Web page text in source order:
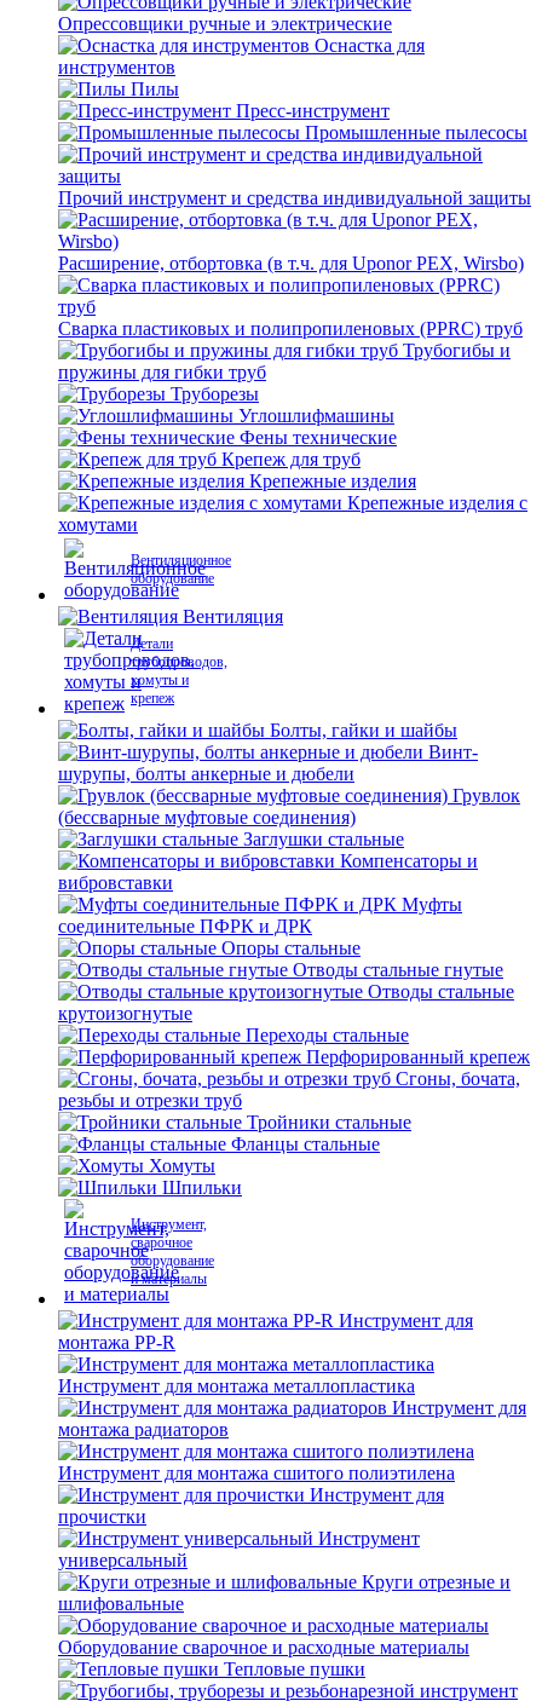
Опрессовщики ручные и электрические
Оснастка для
инструментов
Пилы
Пресс-инструмент
Промышленные пылесосы
Прочий инструмент и средства индивидуальной защиты
Расширение, отбортовка (в т.ч. для Uponor PEX, Wirsbo)
Сварка пластиковых и полипропиленовых (PPRC) труб
Трубогибы и
пружины для гибки труб
Труборезы
Углошлифмашины
Фены технические
Крепеж для труб
Крепежные изделия
Крепежные изделия с
хомутами
Вентиляционное
оборудование
Вентиляция
Детали
трубопроводов,
хомуты и
крепеж
Болты, гайки и шайбы
Винт-
шурупы, болты анкерные и дюбели
Грувлок
(бессварные муфтовые соединения)
Заглушки стальные
Компенсаторы и
вибровставки
Муфты
соединительные ПФРК и ДРК
Опоры стальные
Отводы стальные гнутые
Отводы стальные
крутоизогнутые
Переходы стальные
Перфорированный крепеж
Сгоны, бочата,
резьбы и отрезки труб
Тройники стальные
Фланцы стальные
Хомуты
Шпильки
Инструмент,
сварочное
оборудование
и материалы
Инструмент для
монтажа PP-R
Инструмент для монтажа металлопластика
Инструмент для
монтажа радиаторов
Инструмент для монтажа сшитого полиэтилена
Инструмент для
прочистки
Инструмент
универсальный
Круги отрезные и
шлифовальные
Оборудование сварочное и расходные материалы
Тепловые пушки